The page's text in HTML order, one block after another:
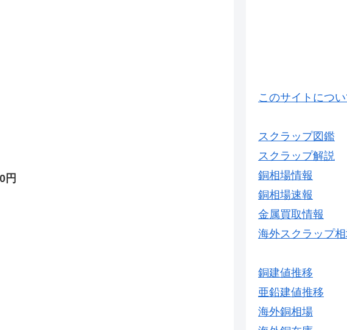
円
このサイトについ
スクラップ図鑑
スクラップ解説
銅相場情報
銅相場速報
金属買取情報
海外スクラップ
銅建値推移
亜鉛建値推移
海外銅相場